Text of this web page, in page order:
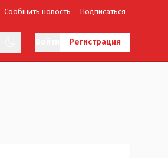
Сообщить новость Подписаться
Регистрация